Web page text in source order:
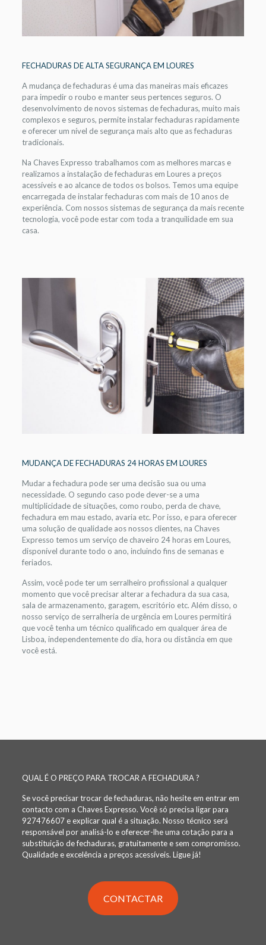
FECHADURAS DE ALTA SEGURANÇA EM LOURES
A mudança de fechaduras é uma das maneiras mais eficazes
para impedir o roubo e manter seus pertences seguros. O
desenvolvimento de novos sistemas de fechaduras, muito mais
complexos e seguros, permite instalar fechaduras rapidamente
e oferecer um nível de segurança mais alto que as fechaduras
tradicionais.
Na Chaves Expresso trabalhamos com as melhores marcas e
realizamos a instalação de fechaduras em Loures a preços
acessíveis e ao alcance de todos os bolsos. Temos uma equipe
encarregada de instalar fechaduras com mais de 10 anos de
experiência. Com nossos sistemas de segurança da mais recente
tecnologia, você pode estar com toda a tranquilidade em sua
casa.
MUDANÇA DE FECHADURAS 24 HORAS EM LOURES
Mudar a fechadura pode ser uma decisão sua ou uma
necessidade. O segundo caso pode dever-se a uma
multiplicidade de situações, como roubo, perda de chave,
fechadura em mau estado, avaria etc. Por isso, e para oferecer
uma solução de qualidade aos nossos clientes, na Chaves
Expresso temos um serviço de chaveiro 24 horas em Loures,
disponível durante todo o ano, incluindo fins de semanas e
feriados.
Assim, você pode ter um serralheiro profissional a qualquer
momento que você precisar alterar a fechadura da sua casa,
sala de armazenamento, garagem, escritório etc. Além disso, o
nosso serviço de serralheria de urgência em Loures permitirá
que você tenha um técnico qualificado em qualquer área de
Lisboa, independentemente do dia, hora ou distância em que
você está.
QUAL É O PREÇO PARA TROCAR A FECHADURA ?
Se você precisar trocar de fechaduras, não hesite em entrar em
contacto com a Chaves Expresso. Você só precisa ligar para
927476607 e explicar qual é a situação. Nosso técnico será
responsável por analisá-lo e oferecer-lhe uma cotação para a
substituição de fechaduras, gratuitamente e sem compromisso.
Qualidade e excelência a preços acessíveis. Ligue já!
CONTACTAR